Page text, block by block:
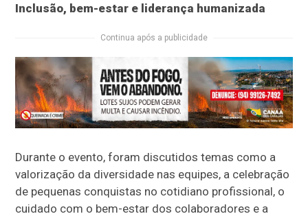
Inclusão, bem-estar e liderança humanizada
Continua após a publicidade
Durante o evento, foram discutidos temas como a
valorização da diversidade nas equipes, a celebração
de pequenas conquistas no cotidiano profissional, o
cuidado com o bem-estar dos colaboradores e a